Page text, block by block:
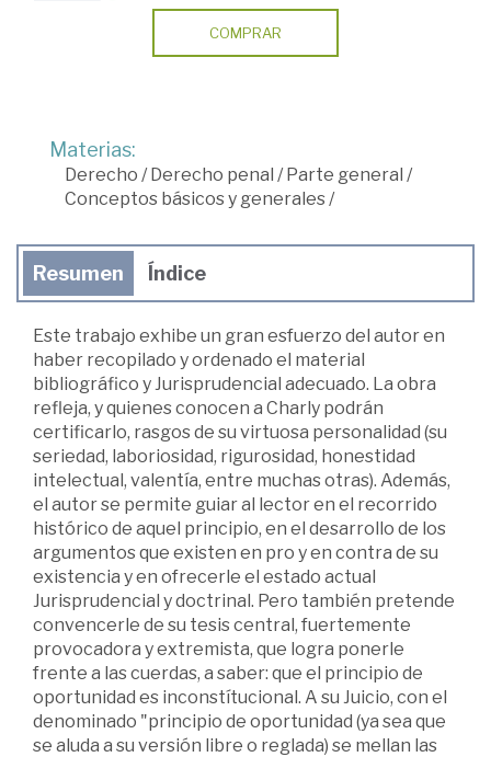
COMPRAR
Materias:
Derecho /Derecho penal /Parte general /
Conceptos básicos y generales /
Resumen Índice
Este trabajo exhibe un gran esfuerzo del autor en
haber recopilado y ordenado el material
bibliográfico y Jurisprudencial adecuado. La obra
refleja, y quienes conocen a Charly podrán
certificarlo, rasgos de su virtuosa personalidad (su
seriedad, laboriosidad, rigurosidad, honestidad
intelectual, valentía, entre muchas otras). Además,
el autor se permite guiar al lector en el recorrido
histórico de aquel principio, en el desarrollo de los
argumentos que existen en pro y en contra de su
existencia y en ofrecerle el estado actual
Jurisprudencial y doctrinal. Pero también pretende
convencerle de su tesis central, fuertemente
provocadora y extremista, que logra ponerle
frente a las cuerdas, a saber: que el principio de
oportunidad es inconstítucional. A su Juicio, con el
denominado "principio de oportunidad (ya sea que
se aluda a su versión libre o reglada) se mellan las